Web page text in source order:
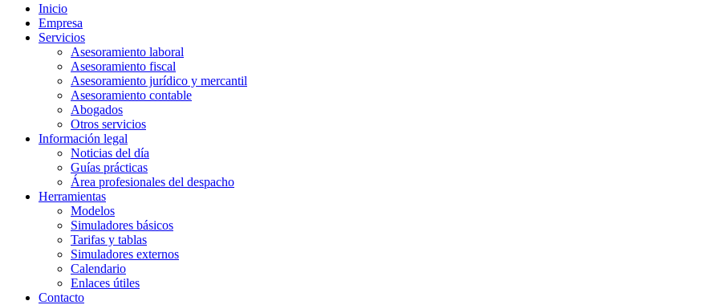
Inicio
Empresa
Servicios
Asesoramiento laboral
Asesoramiento fiscal
Asesoramiento jurídico y mercantil
Asesoramiento contable
Abogados
Otros servicios
Información legal
Noticias del día
Guías prácticas
Área profesionales del despacho
Herramientas
Modelos
Simuladores básicos
Tarifas y tablas
Simuladores externos
Calendario
Enlaces útiles
Contacto